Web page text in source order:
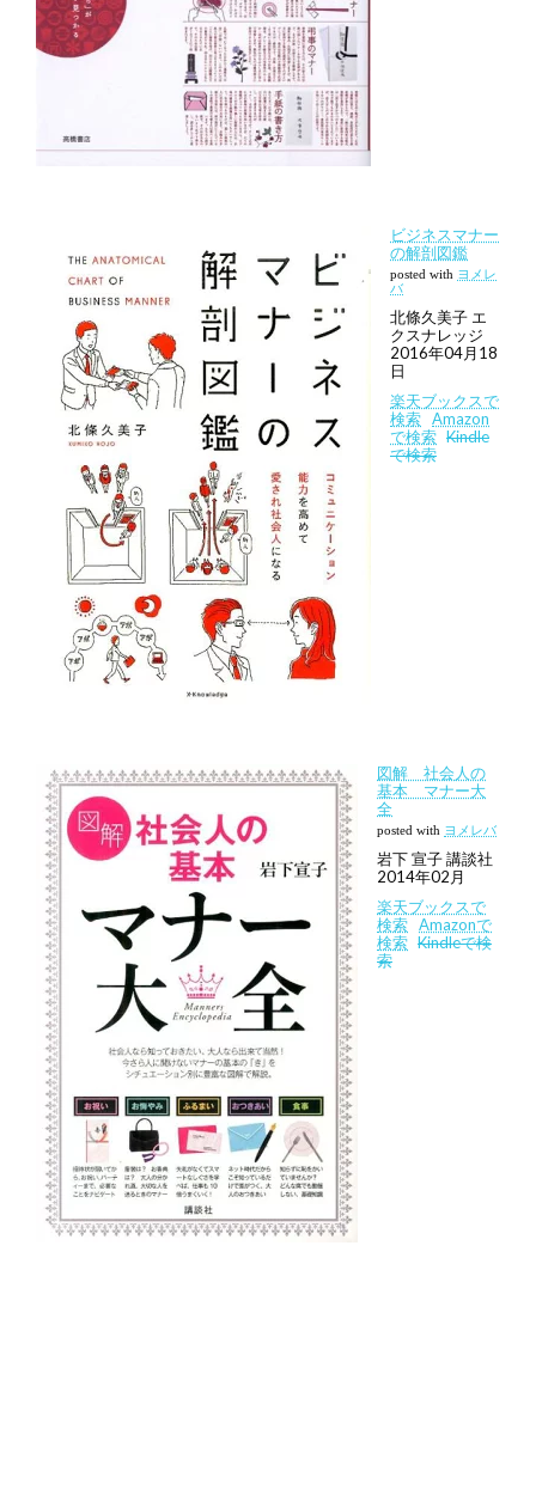
ビジネスマナー
の解剖図鑑
posted with ヨメレ
バ
北條久美子 エ
クスナレッジ
2016年04月18
日
楽天ブックスで
検索 Amazon
で検索 Kindle
で検索
図解 社会人の
基本 マナー大
全
posted with ヨメレバ
岩下 宣子 講談社
2014年02月
楽天ブックスで
検索 Amazonで
検索 Kindleで検
索